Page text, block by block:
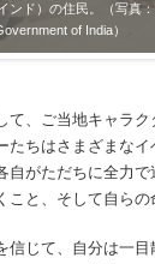
ンド）の住民。（写真
of India）
て、ご当地キャラ
ちはさまざまな
自がただちに全力
と、そして自ら
信じて、自分は一